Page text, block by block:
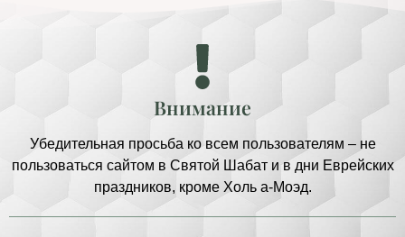
Внимание
Убедительная просьба ко всем пользователям – не
пользоваться сайтом в Святой Шабат и в дни Еврейских
праздников, кроме Холь а-Моэд.